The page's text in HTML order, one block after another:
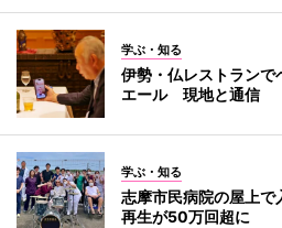
学ぶ・知る
伊勢・仏レストランで
エール 現地と通信
学ぶ・知る
志摩市民病院の屋上
再生が50万回超に